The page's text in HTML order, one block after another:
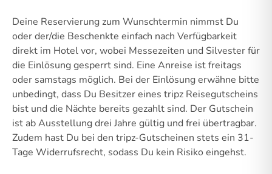
Deine Reservierung zum Wunschtermin nimmst Du
oder der/die Beschenkte einfach nach Verfügbarkeit
direkt im Hotel vor, wobei Messezeiten und Silvester für
die Einlösung gesperrt sind. Eine Anreise ist freitags
oder samstags möglich. Bei der Einlösung erwähne bitte
unbedingt, dass Du Besitzer eines tripz Reisegutscheins
bist und die Nächte bereits gezahlt sind. Der Gutschein
ist ab Ausstellung drei Jahre gültig und frei übertragbar.
Zudem hast Du bei den tripz-Gutscheinen stets ein 31-
Tage Widerrufsrecht, sodass Du kein Risiko eingehst.